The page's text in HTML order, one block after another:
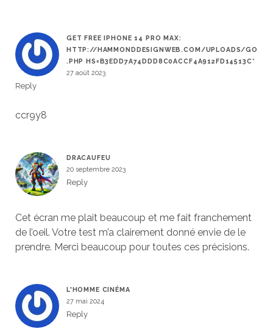
GET FREE IPHONE 14 PRO MAX:
HTTP://HAMMONDDESIGNWEB.COM/UPLOADS/GO
.PHP HS=B3EDD7A74DDD8C0ACCF4A912FD14513C*
27 août 2023
Reply
ccr9y8
DRACAUFEU
20 septembre 2023
Reply
Cet écran me plait beaucoup et me fait franchement
de l’oeil. Votre test m’a clairement donné envie de le
prendre. Merci beaucoup pour toutes ces précisions.
L'HOMME CINÉMA
27 mai 2024
Reply